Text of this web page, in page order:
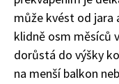
může kvést od jara
klidně osm měsíců
dorůstá do výšky
na menší balkon